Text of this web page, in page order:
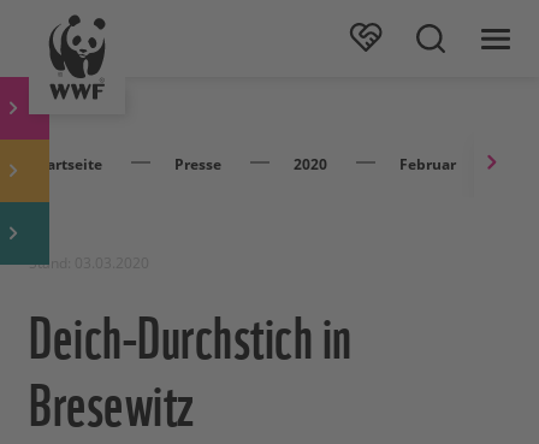
Startseite Presse 2020 Februar
Stand: 03.03.2020
Deich-Durchstich in
Bresewitz